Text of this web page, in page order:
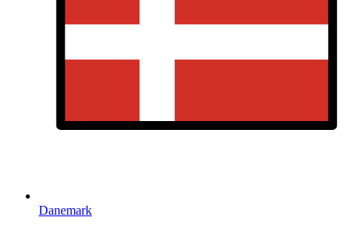
Danemark